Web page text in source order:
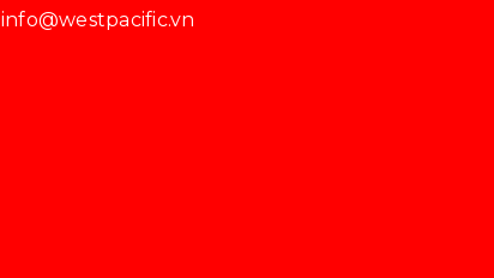
info@westpacific.vn